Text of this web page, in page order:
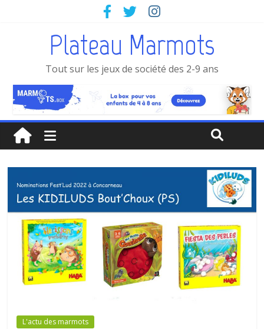
Plateau Marmots
Tout sur les jeux de société des 2-9 ans
L'actu des marmots